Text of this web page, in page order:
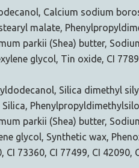
Calcium sodium
malate,
parkii (Shea) butter,
glycol, Tin oxide, CI
Silica dimethyl
parkii (Shea) butter,
glycol, Synthetic wax,
CI 73360, CI 77499, CI 42090,